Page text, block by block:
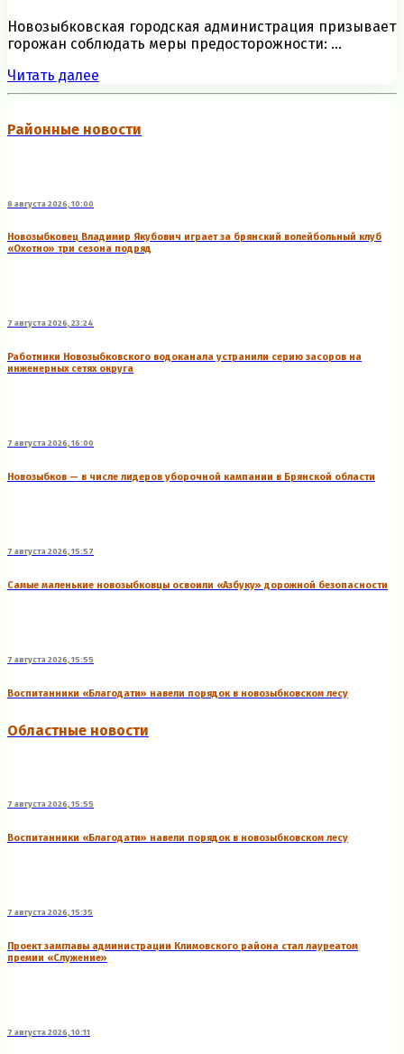
Новозыбковская городская администрация призывает
горожан соблюдать меры предосторожности: ...
Читать далее
Районные новости
8 августа 2026, 10:00
Новозыбковец Владимир Якубович играет за брянский волейбольный клуб
«Охотно» три сезона подряд
7 августа 2026, 23:24
Работники Новозыбковского водоканала устранили серию засоров на
инженерных сетях округа
7 августа 2026, 16:00
Новозыбков — в числе лидеров уборочной кампании в Брянской области
7 августа 2026, 15:57
Самые маленькие новозыбковцы освоили «Азбуку» дорожной безопасности
7 августа 2026, 15:55
Воспитанники «Благодати» навели порядок в новозыбковском лесу
Областные новости
7 августа 2026, 15:55
Воспитанники «Благодати» навели порядок в новозыбковском лесу
7 августа 2026, 15:35
Проект замглавы администрации Климовского района стал лауреатом
премии «Служение»
7 августа 2026, 10:11